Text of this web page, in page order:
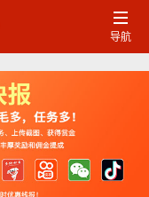

导航